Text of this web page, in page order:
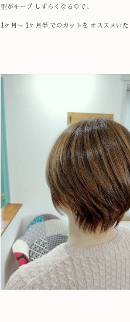
型がキープ しずらくなるので、
1ヶ月〜 1ヶ月半 でのカットを オススメい